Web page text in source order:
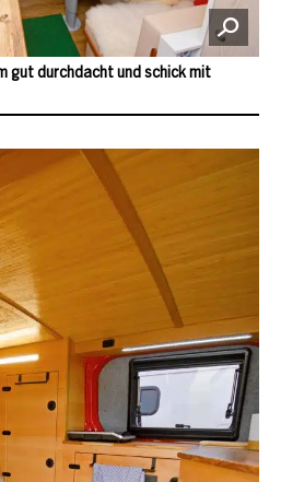
gut durchdacht und schick mit